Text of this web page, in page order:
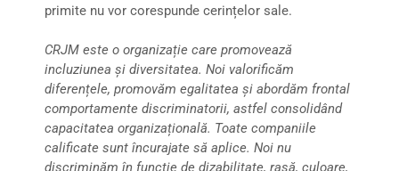
primite nu vor corespunde cerințelor sale.
CRJM este o organizație care promovează
incluziunea și diversitatea. Noi valorificăm
diferențele, promovăm egalitatea și abordăm frontal
comportamente discriminatorii, astfel consolidând
capacitatea organizațională. Toate companiile
calificate sunt încurajate să aplice. Noi nu
discriminăm în funcție de dizabilitate, rasă, culoare,